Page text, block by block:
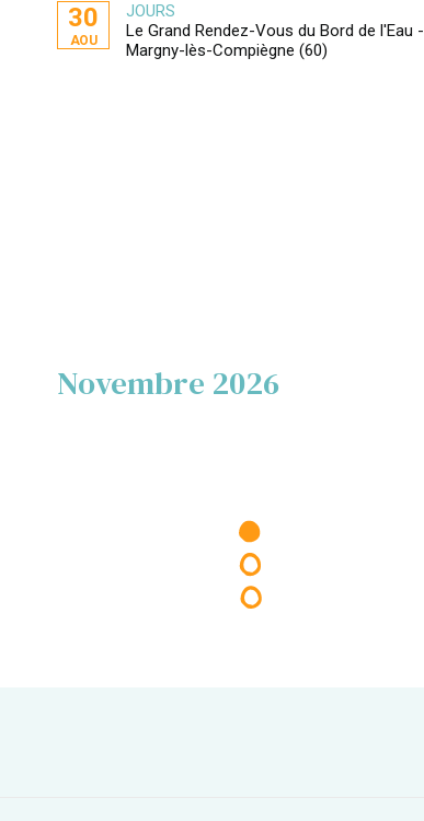
30
AOU
JOURS
Le Grand Rendez-Vous du Bord de l'Eau -
Margny-lès-Compiègne (60)
Novembre 2026